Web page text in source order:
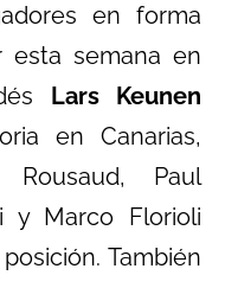
en forma
esta semana en
Lars Keunen
en Canarias,
Paul
y Marco Florioli
También